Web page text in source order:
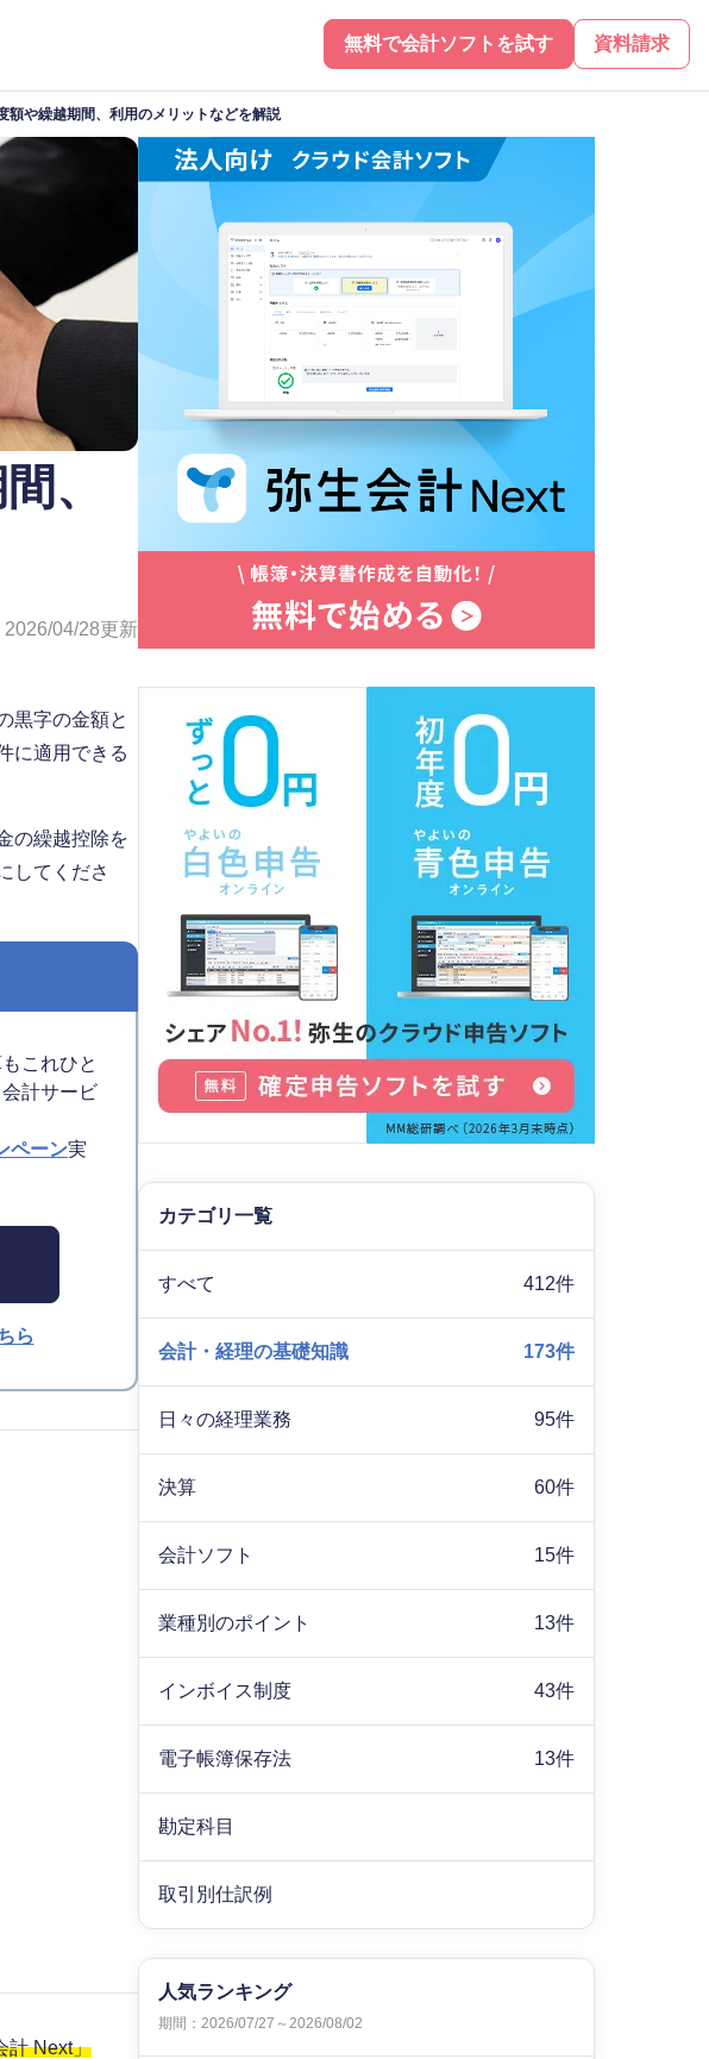
資料請求
無料で会計ソフトを試す
額や繰越期間、利用のメリットなどを解説
、
2026/04/28更新
黒字の金額と
に適用できる
の繰越控除を
してくださ
これひと
計サービ
ペーン実
ら
計 Next」
カテゴリ一覧
すべて 412件
会計・経理の基礎知識 173件
日々の経理業務 95件
決算 60件
会計ソフト 15件
業種別のポイント 13件
インボイス制度 43件
電子帳簿保存法 13件
勘定科目
取引別仕訳例
人気ランキング
期間：2026/07/27～2026/08/02